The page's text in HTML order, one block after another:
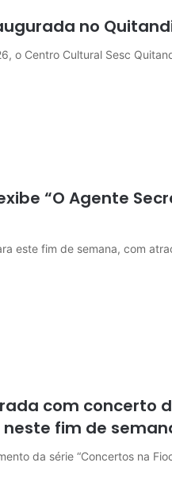
no
o Centro Cultural Sesc
“O Agente
este fim de semana, com
com concerto
fim de
da série “Concertos na